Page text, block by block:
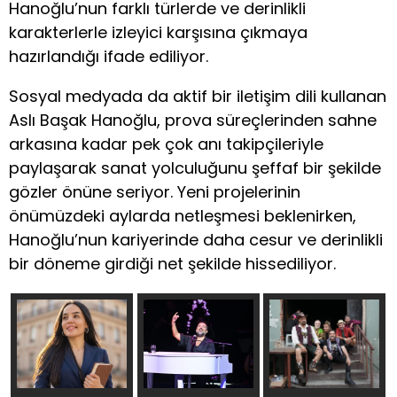
Hanoğlu’nun farklı türlerde ve derinlikli
karakterlerle izleyici karşısına çıkmaya
hazırlandığı ifade ediliyor.
Sosyal medyada da aktif bir iletişim dili kullanan
Aslı Başak Hanoğlu, prova süreçlerinden sahne
arkasına kadar pek çok anı takipçileriyle
paylaşarak sanat yolculuğunu şeffaf bir şekilde
gözler önüne seriyor. Yeni projelerinin
önümüzdeki aylarda netleşmesi beklenirken,
Hanoğlu’nun kariyerinde daha cesur ve derinlikli
bir döneme girdiği net şekilde hissediliyor.